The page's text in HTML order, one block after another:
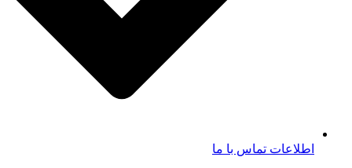
اطلاعات تماس با ما​